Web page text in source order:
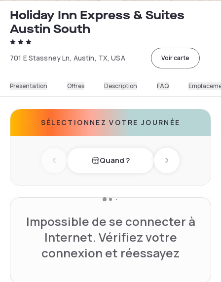
Holiday Inn Express & Suites
Austin South
701 E Stassney Ln, Austin, TX, USA Voir carte
Présentation Offres Description FAQ
SÉLECTIONNEZ VOTRE JOURNÉE
Previous dayQuand ? Next day
Impossible de se connecter à
Internet. Vérifiez votre
connexion et réessayez